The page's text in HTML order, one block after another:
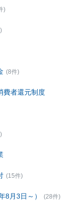
)
(8件)
費者還元制度
(15件)
8月3日～） (28件)